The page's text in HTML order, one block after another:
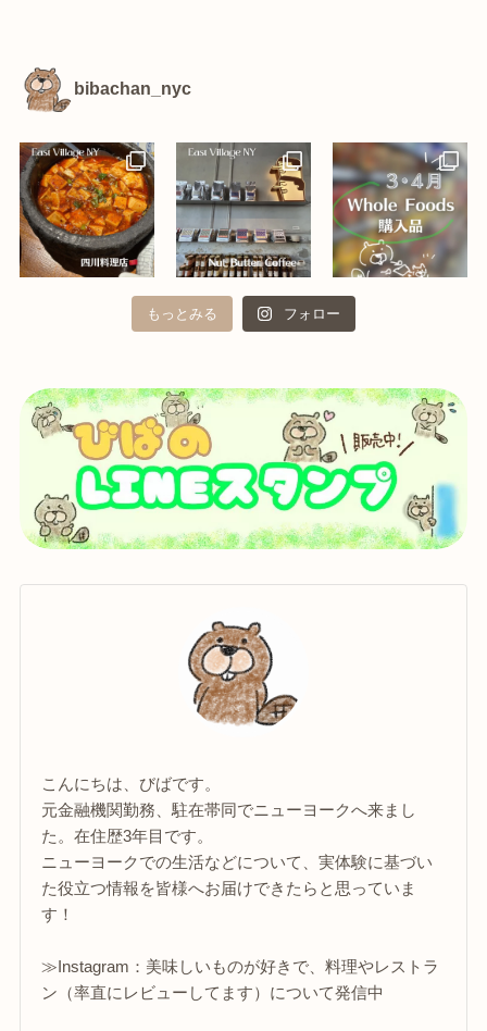
bibachan_nyc
もっとみる フォロー
こんにちは、びばです。
元金融機関勤務、駐在帯同でニューヨークへ来まし
た。在住歴3年目です。
ニューヨークでの生活などについて、実体験に基づい
た役立つ情報を皆様へお届けできたらと思っていま
す！
≫Instagram：美味しいものが好きで、料理やレストラ
ン（率直にレビューしてます）について発信中